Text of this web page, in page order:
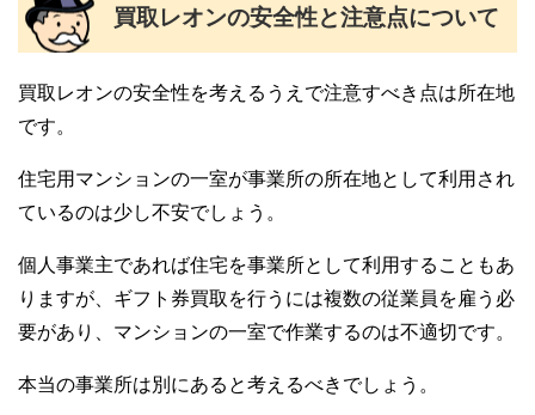
買取レオンの安全性と注意点について
買取レオンの安全性を考えるうえで注意すべき点は所在地
です。
住宅用マンションの一室が事業所の所在地として利用され
ているのは少し不安でしょう。
個人事業主であれば住宅を事業所として利用することもあ
りますが、ギフト券買取を行うには複数の従業員を雇う必
要があり、マンションの一室で作業するのは不適切です。
本当の事業所は別にあると考えるべきでしょう。